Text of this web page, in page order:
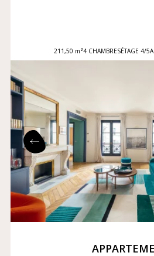
211,50 m²4 CHAMBRESÉTAGE 4/5